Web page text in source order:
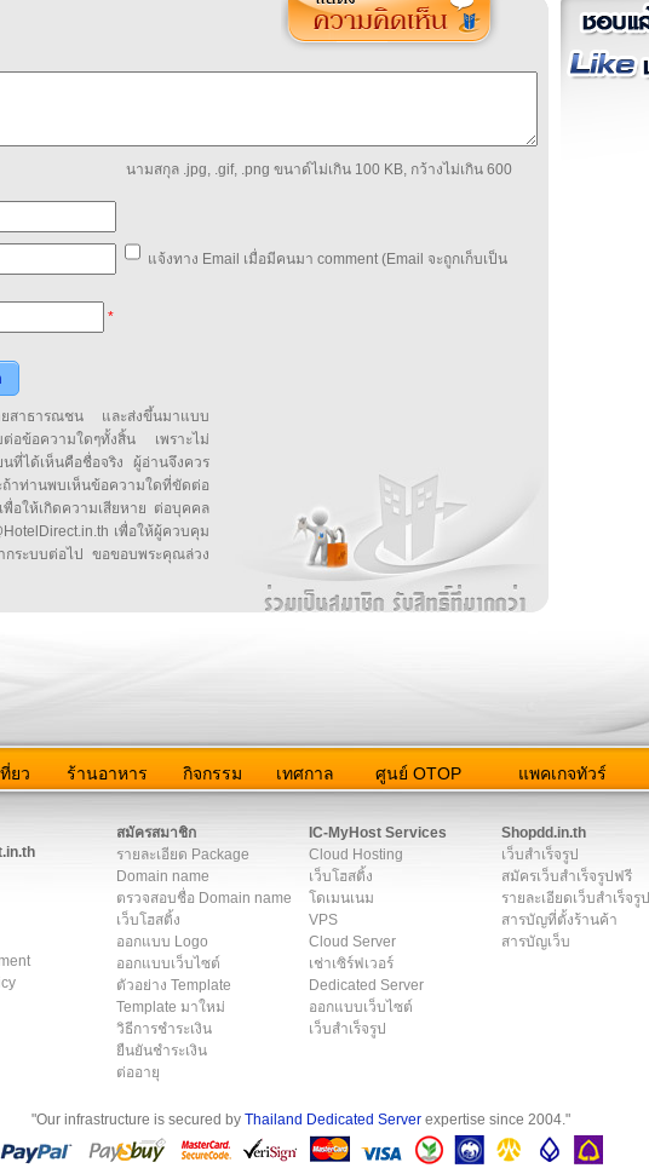
นามสกุล .jpg, .gif, .png ขนาด์ไม่เกิน 100 KB, กว้างไม่เกิน 600
แจ้งทาง Email เมื่อมีคนมา comment (Email จะถูกเก็บเป็น
*
ยสาธารณชน และส่งขึ้นมาแบบ
ข้อความใดๆทั้งสิ้น เพราะไม่
ที่ได้เห็นคือชื่อจริง ผู้อ่านจึงควร
านพบเห็นข้อความใดที่ขัดต่อ
อให้เกิดความเสียหาย ต่อบุคคล
เพื่อให้ผู้ควบคุม
กระบบต่อไป ขอขอบพระคุณล่วง
ยว ร้านอาหาร กิจกรรม เทศกาล ศูนย์ OTOP แพคเกจทัวร์
สมัครสมาชิก
รายละเอียด Package
Domain name
ตรวจสอบชื่อ Domain name
เว็บโฮสติ้ง
ออกแบบ Logo
ออกแบบเว็บไซต์
ตัวอย่าง Template
Template มาใหม่
วิธีการชำระเงิน
ยืนยันชำระเงิน
ต่ออายุ
IC-MyHost Services
Cloud Hosting
เว็บโฮสติ้ง
โดเมนเนม
VPS
Cloud Server
เช่าเซิร์ฟเวอร์
Dedicated Server
ออกแบบเว็บไซต์
เว็บสำเร็จรูป
Shopdd.in.th
เว็บสำเร็จรูป
สมัครเว็บสำเร็จรูปฟรี
รายละเอียดเว็บสำเร็จรูป
สารบัญที่ตั้งร้านค้า
สารบัญเว็บ
"Our infrastructure is secured by Thailand Dedicated Serverexpertise since 2004."